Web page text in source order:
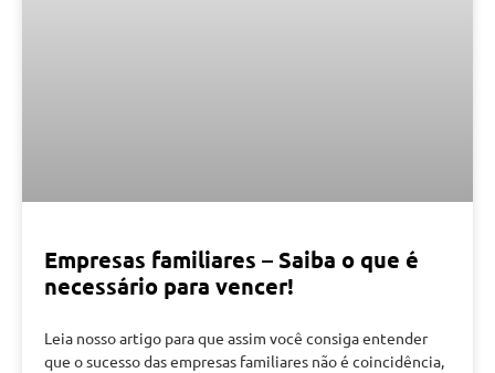
Empresas familiares – Saiba o que é
necessário para vencer!
Leia nosso artigo para que assim você consiga entender
que o sucesso das empresas familiares não é coincidência,